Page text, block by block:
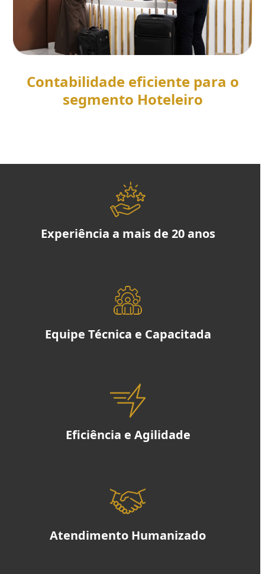
Contabilidade eficiente para o
segmento Hoteleiro
Experiência a mais de 20 anos
Equipe Técnica e Capacitada
Eficiência e Agilidade
Atendimento Humanizado